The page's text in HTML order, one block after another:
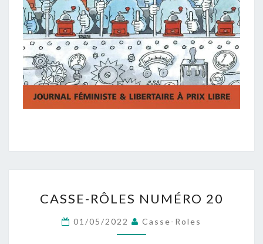
RÔLES
NUMÉRO
20
CASSE-RÔLES NUMÉRO 20
01/05/2022 Casse-Roles